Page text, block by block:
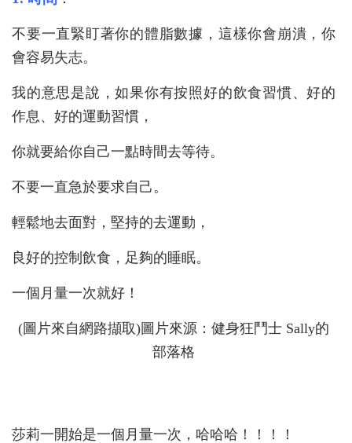
不要一直緊盯著你的體脂數據，這樣你會崩潰，你
會容易失志。
我的意思是說，如果你有按照好的飲食習慣、好的
作息、好的運動習慣，
你就要給你自己一點時間去等待。
不要一直急於要求自己。
輕鬆地去面對，堅持的去運動，
良好的控制飲食，足夠的睡眠。
一個月量一次就好！
(圖片來自網路擷取)圖片來源：健身狂鬥士 Sally的
部落格
莎莉一開始是一個月量一次，哈哈哈！！！！